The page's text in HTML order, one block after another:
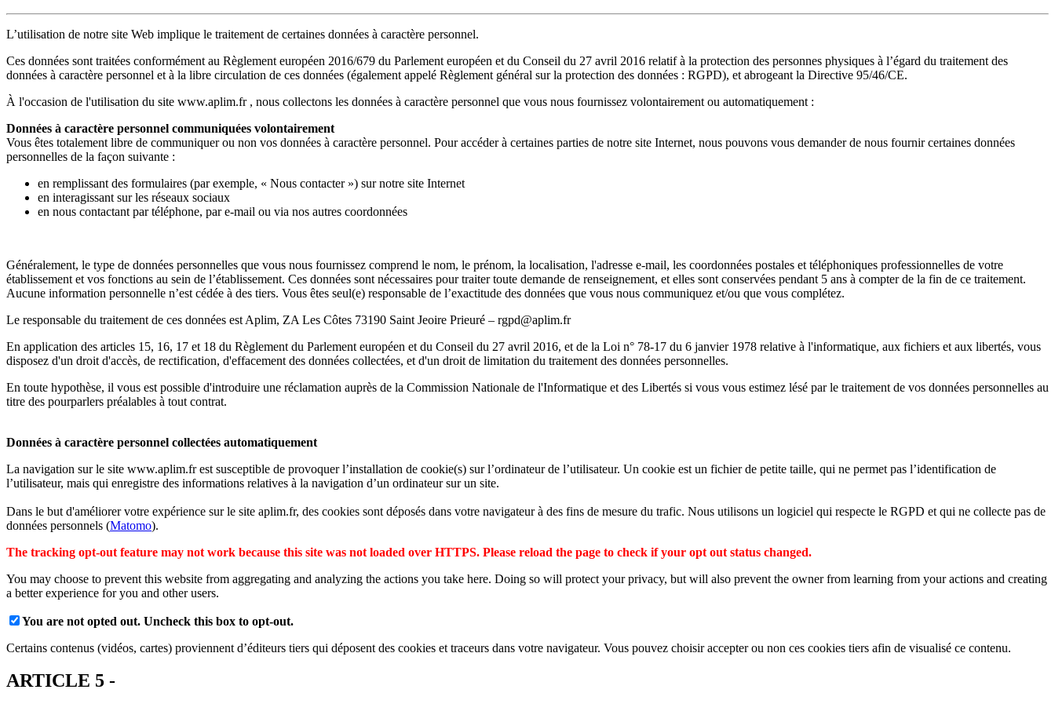
L’utilisation de notre site Web implique le traitement de certaines données à caractère personnel.
Ces données sont traitées conformément au Règlement européen 2016/679 du Parlement européen et du Conseil du 27 avril 2016 relatif à la protection des personnes physiques à l’égard du traitement des
données à caractère personnel et à la libre circulation de ces données (également appelé Règlement général sur la protection des données : RGPD), et abrogeant la Directive 95/46/CE.
À l'occasion de l'utilisation du site www.aplim.fr , nous collectons les données à caractère personnel que vous nous fournissez volontairement ou automatiquement :
Données à caractère personnel communiquées volontairement
Vous êtes totalement libre de communiquer ou non vos données à caractère personnel. Pour accéder à certaines parties de notre site Internet, nous pouvons vous demander de nous fournir certaines données
personnelles de la façon suivante :
en remplissant des formulaires (par exemple, « Nous contacter ») sur notre site Internet
en interagissant sur les réseaux sociaux
en nous contactant par téléphone, par e-mail ou via nos autres coordonnées
Généralement, le type de données personnelles que vous nous fournissez comprend le nom, le prénom, la localisation, l'adresse e-mail, les coordonnées postales et téléphoniques professionnelles de votre
établissement et vos fonctions au sein de l’établissement. Ces données sont nécessaires pour traiter toute demande de renseignement, et elles sont conservées pendant 5 ans à compter de la fin de ce traitement.
Aucune information personnelle n’est cédée à des tiers. Vous êtes seul(e) responsable de l’exactitude des données que vous nous communiquez et/ou que vous complétez.
Le responsable du traitement de ces données est Aplim, ZA Les Côtes 73190 Saint Jeoire Prieuré – rgpd@aplim.fr
En application des articles 15, 16, 17 et 18 du Règlement du Parlement européen et du Conseil du 27 avril 2016, et de la Loi n° 78-17 du 6 janvier 1978 relative à l'informatique, aux fichiers et aux libertés, vous
disposez d'un droit d'accès, de rectification, d'effacement des données collectées, et d'un droit de limitation du traitement des données personnelles.
En toute hypothèse, il vous est possible d'introduire une réclamation auprès de la Commission Nationale de l'Informatique et des Libertés si vous vous estimez lésé par le traitement de vos données personnelles au
titre des pourparlers préalables à tout contrat.
Données à caractère personnel collectées automatiquement
La navigation sur le site www.aplim.fr est susceptible de provoquer l’installation de cookie(s) sur l’ordinateur de l’utilisateur. Un cookie est un fichier de petite taille, qui ne permet pas l’identification de
l’utilisateur, mais qui enregistre des informations relatives à la navigation d’un ordinateur sur un site.
Dans le but d'améliorer votre expérience sur le site aplim.fr, des cookies sont déposés dans votre navigateur à des fins de mesure du trafic. Nous utilisons un logiciel qui respecte le RGPD et qui ne collecte pas de
données personnels (Matomo).
The tracking opt-out feature may not work because this site was not loaded over HTTPS. Please reload the page to check if your opt out status changed.
You may choose to prevent this website from aggregating and analyzing the actions you take here. Doing so will protect your privacy, but will also prevent the owner from learning from your actions and creating
a better experience for you and other users.
You are not opted out. Uncheck this box to opt-out.
Certains contenus (vidéos, cartes) proviennent d’éditeurs tiers qui déposent des cookies et traceurs dans votre navigateur. Vous pouvez choisir accepter ou non ces cookies tiers afin de visualisé ce contenu.
ARTICLE 5 -